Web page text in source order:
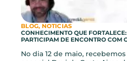
BLOG, INVESTIMENTOS
GUIA APLICATIVO